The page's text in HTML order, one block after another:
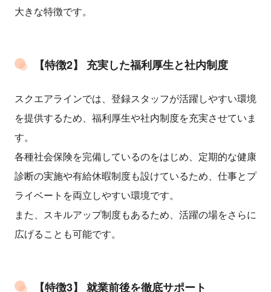
大きな特徴です。
【特徴2】 充実した福利厚生と社内制度
スクエアラインでは、登録スタッフが活躍しやすい環境
を提供するため、福利厚生や社内制度を充実させていま
す。
各種社会保険を完備しているのをはじめ、定期的な健康
診断の実施や有給休暇制度も設けているため、仕事とプ
ライベートを両立しやすい環境です。
また、スキルアップ制度もあるため、活躍の場をさらに
広げることも可能です。
【特徴3】 就業前後を徹底サポート